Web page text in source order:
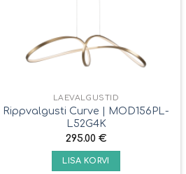
LAEVALGUSTID
Rippvalgusti Curve | MOD156PL-
L52G4K
295.00 €
LISA KORVI